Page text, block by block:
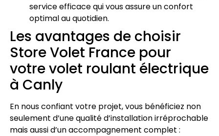
service efficace qui vous assure un confort
optimal au quotidien.
Les avantages de choisir
Store Volet France pour
votre volet roulant électrique
à Canly
En nous confiant votre projet, vous bénéficiez non
seulement d’une qualité d’installation irréprochable
mais aussi d’un accompagnement complet :